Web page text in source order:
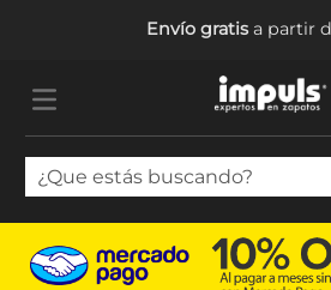
Envío gratisa partir
¿Que estás buscando?
TÉRMINOS MÁS BUSCADOS
1.
sandalias mujer